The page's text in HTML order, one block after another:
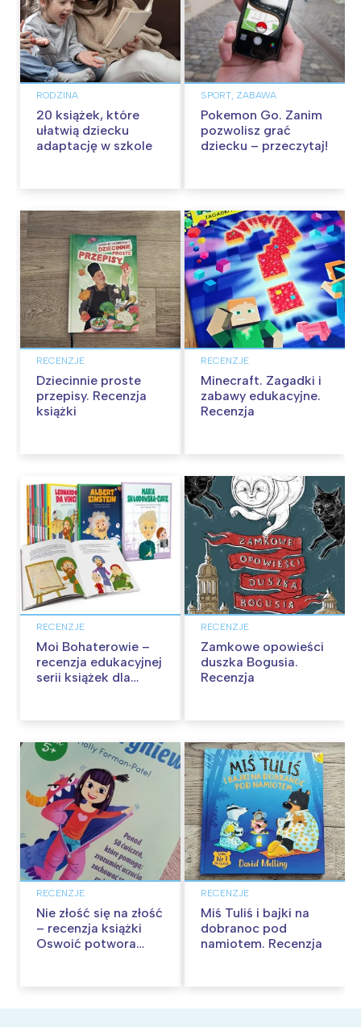
RODZINA
20 książek, które
ułatwią dziecku
adaptację w szkole
SPORT, ZABAWA
Pokemon Go. Zanim
pozwolisz grać
dziecku – przeczytaj!
RECENZJE
Dziecinnie proste
przepisy. Recenzja
książki
RECENZJE
Minecraft. Zagadki i
zabawy edukacyjne.
Recenzja
RECENZJE
Moi Bohaterowie –
recenzja edukacyjnej
serii książek dla
RECENZJE
Zamkowe opowieści
duszka Bogusia.
Recenzja
RECENZJE
Nie złość się na złość
– recenzja książki
Oswoić potwora
RECENZJE
Miś Tuliś i bajki na
dobranoc pod
namiotem. Recenzja